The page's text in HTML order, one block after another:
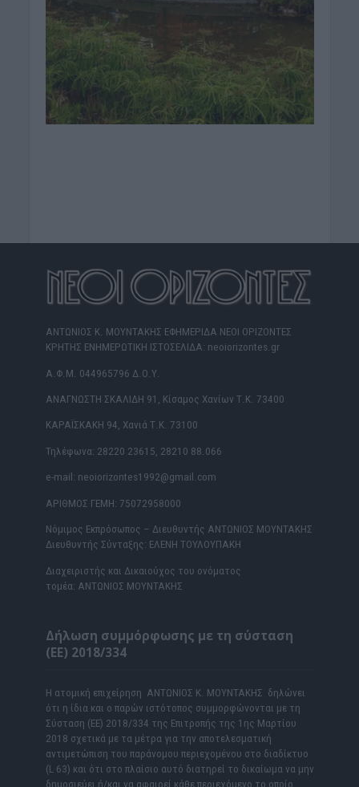
ΑΝΤΩΝΙΟΣ Κ. ΜΟΥΝΤΑΚΗΣ ΕΦΗΜΕΡΙΔΑ ΝΕΟΙ ΟΡΙΖΟΝΤΕΣ
ΚΡΗΤΗΣ ΕΝΗΜΕΡΩΤΙΚΗ ΙΣΤΟΣΕΛΙΔΑ: neoiorizontes.gr
Α.Φ.Μ. 044965796 Δ.Ο.Υ.
ΑΝΑΓΝΩΣΤΗ ΣΚΑΛΙΔΗ 91, Κίσαμος Χανίων Τ.Κ. 73400
ΚΑΡΑΪΣΚΑΚΗ 94, Χανιά Τ.Κ. 73100
Τηλέφωνα: 28220 23615, 28210 88.066
e-mail: neoiorizontes1992@gmail.com
ΑΡΙΘΜΟΣ ΓΕΜΗ: 75072958000
Νόμιμος Εκπρόσωπος – Διευθυντής ΑΝΤΩΝΙΟΣ ΜΟΥΝΤΑΚΗΣ
Διευθυντής Σύνταξης: ΕΛΕΝΗ ΤΟΥΛΟΥΠΑΚΗ
Διαχειριστής και Δικαιούχος του ονόματος
τομέα: ΑΝΤΩΝΙΟΣ ΜΟΥΝΤΑΚΗΣ
Δήλωση συμμόρφωσης με τη σύσταση
(ΕΕ) 2018/334
Η ατομική επιχείρηση ΑΝΤΩΝΙΟΣ Κ. ΜΟΥΝΤΑΚΗΣ δηλώνει
ότι η ίδια και ο παρών ιστότοπος συμμορφώνονται με τη
Σύσταση (ΕΕ) 2018/334 της Επιτροπής της 1ης Μαρτίου
2018 σχετικά με τα μέτρα για την αποτελεσματική
αντιμετώπιση του παράνομου περιεχομένου στο διαδίκτυο
(L 63) και ότι στο πλαίσιο αυτό διατηρεί το δικαίωμα να μην
δημοσιεύει ή/και να αφαιρεί κάθε περιεχόμενο το οποίο